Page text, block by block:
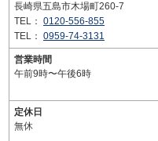
長崎県五島市木場町260-7
TEL： 0120-556-855
TEL： 0959-74-3131
営業時間
午前9時〜午後6時
定休日
無休